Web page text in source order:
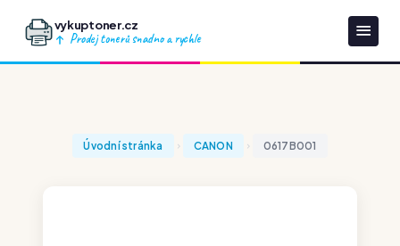
vykuptoner.cz
Prodej tonerů snadno a rychle
Úvodní stránka CANON 0617B001